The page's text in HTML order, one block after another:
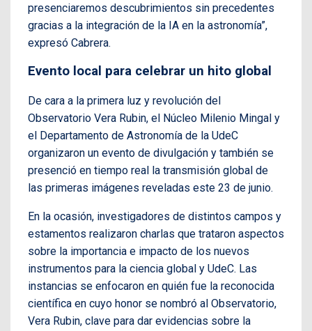
presenciaremos descubrimientos sin precedentes
gracias a la integración de la IA en la astronomía”,
expresó Cabrera.
Evento local para celebrar un hito global
De cara a la primera luz y revolución del
Observatorio Vera Rubin, el Núcleo Milenio Mingal y
el Departamento de Astronomía de la UdeC
organizaron un evento de divulgación y también se
presenció en tiempo real la transmisión global de
las primeras imágenes reveladas este 23 de junio.
En la ocasión, investigadores de distintos campos y
estamentos realizaron charlas que trataron aspectos
sobre la importancia e impacto de los nuevos
instrumentos para la ciencia global y UdeC. Las
instancias se enfocaron en quién fue la reconocida
científica en cuyo honor se nombró al Observatorio,
Vera Rubin, clave para dar evidencias sobre la